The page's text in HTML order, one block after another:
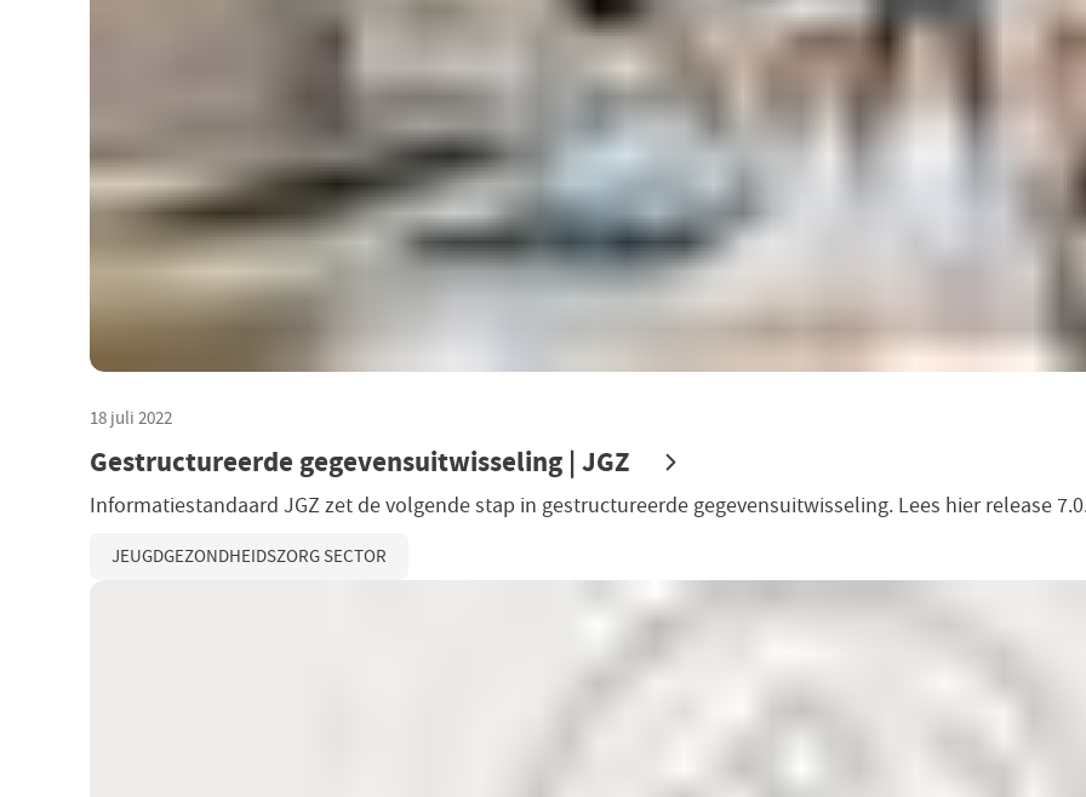
18 juli 2022
Gestructureerde gegevensuitwisseling | JGZ
Informatiestandaard JGZ zet de volgende stap in gestructureerde gegevensuitwisseling. Lees hier release
JEUGDGEZONDHEIDSZORG SECTOR